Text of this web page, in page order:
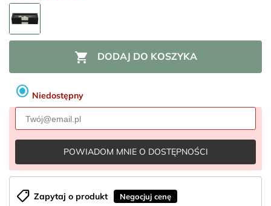
 DODAJ DO KOSZYKA
radio_button_checked Niedostępny
POWIADOM MNIE O DOSTĘPNOŚCI
shoppingmode Zapytaj o produkt Negocjuj cenę